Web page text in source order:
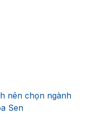
nên chọn ngành
Sen